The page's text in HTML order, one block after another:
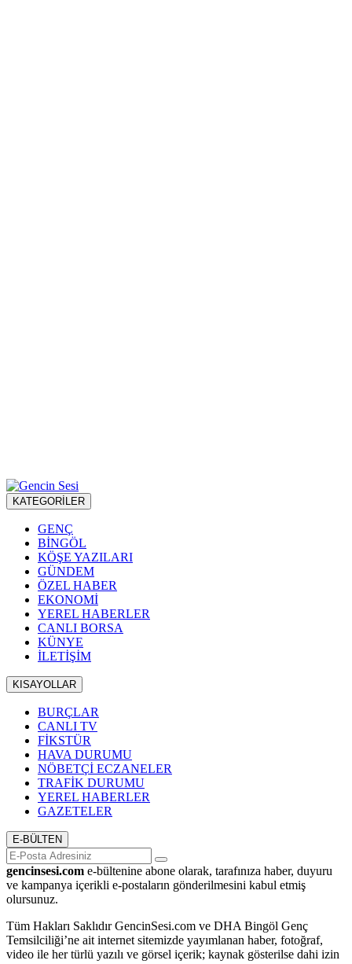
KATEGORİLER
GENÇ
BİNGÖL
KÖŞE YAZILARI
GÜNDEM
ÖZEL HABER
EKONOMİ
YEREL HABERLER
CANLI BORSA
KÜNYE
İLETİŞİM
KISAYOLLAR
BURÇLAR
CANLI TV
FİKSTÜR
HAVA DURUMU
NÖBETÇİ ECZANELER
TRAFİK DURUMU
YEREL HABERLER
GAZETELER
E-BÜLTEN
gencinsesi.com e-bültenine abone olarak, tarafınıza haber, duyuru
ve kampanya içerikli e-postaların gönderilmesini kabul etmiş
olursunuz.
Tüm Hakları Saklıdır GencinSesi.com ve DHA Bingöl Genç
Temsilciliği’ne ait internet sitemizde yayımlanan haber, fotoğraf,
video ile her türlü yazılı ve görsel içerik; kaynak gösterilse dahi izin